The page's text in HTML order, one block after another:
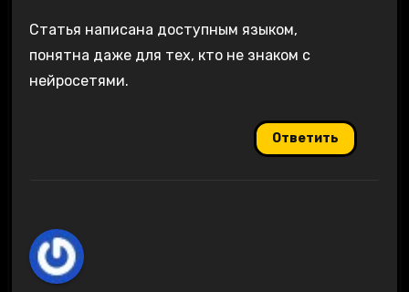
Статья написана доступным языком,
понятна даже для тех, кто не знаком с
нейросетями.
Ответить